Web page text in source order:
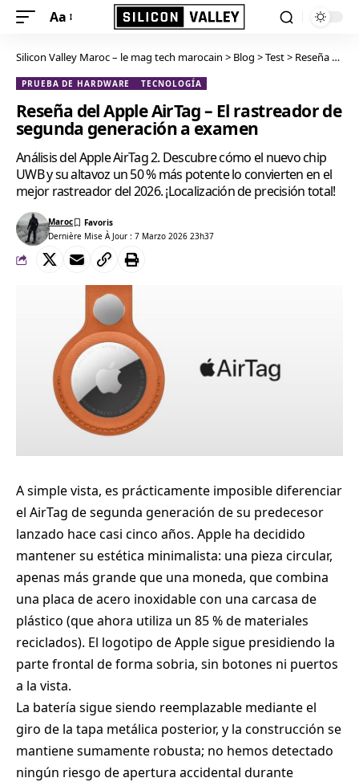
Aa
Silicon Valley Maroc – le mag tech marocain > Blog >Test> Reseña del Apple AirTag – El rastreador de segunda generación a examen
PRUEBA DE HARDWARE TECNOLOGÍA
Reseña del Apple AirTag – El rastreador de
segunda generación a examen
Análisis del Apple AirTag 2. Descubre cómo el nuevo chip
UWB y su altavoz un 50 % más potente lo convierten en el
mejor rastreador del 2026. ¡Localización de precisión total!
Dernière Mise À Jour : 7 Marzo 2026 23h37
Maroc
A simple vista, es prácticamente imposible diferenciar
el AirTag de segunda generación de su predecesor
lanzado hace casi cinco años. Apple ha decidido
mantener su estética minimalista: una pieza circular,
apenas más grande que una moneda, que combina
una placa de acero inoxidable con una carcasa de
plástico (que ahora utiliza un 85 % de materiales
reciclados). El logotipo de Apple sigue presidiendo la
parte frontal de forma sobria, sin botones ni puertos
a la vista.
La batería sigue siendo reemplazable mediante el
giro de la tapa metálica posterior, y la construcción se
mantiene sumamente robusta; no hemos detectado
ningún riesgo de apertura accidental durante